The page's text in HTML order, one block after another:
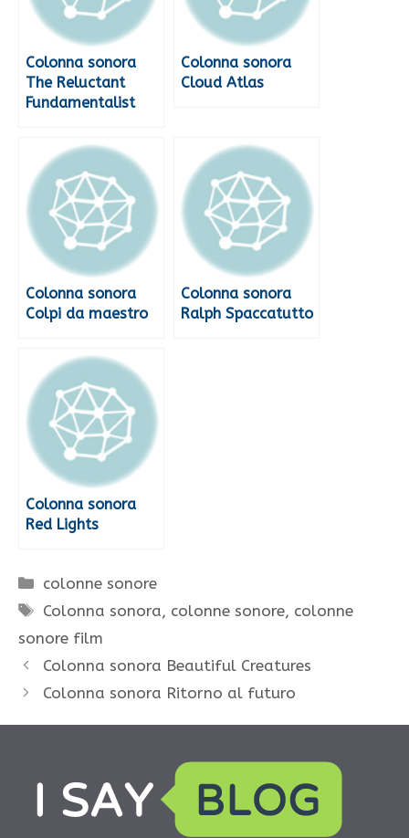
Colonna sonora
The Reluctant
Fundamentalist
Colonna sonora
Cloud Atlas
Colonna sonora
Colpi da maestro
Colonna sonora
Ralph Spaccatutto
Colonna sonora
Red Lights
Categorie
colonne sonore
Tag
Colonna sonora, colonne sonore, colonne
sonore film
Colonna sonora Beautiful Creatures
Colonna sonora Ritorno al futuro